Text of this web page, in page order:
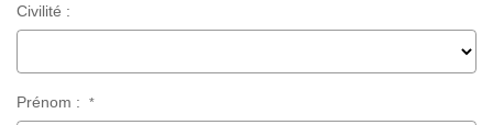
Civilité :
Prénom : *